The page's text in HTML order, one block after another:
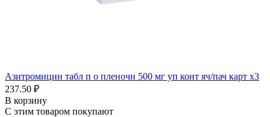
Азитромицин табл п о пленочн 500 мг уп конт яч/пач карт x3
237.50 ₽
В корзину
С этим товаром покупают